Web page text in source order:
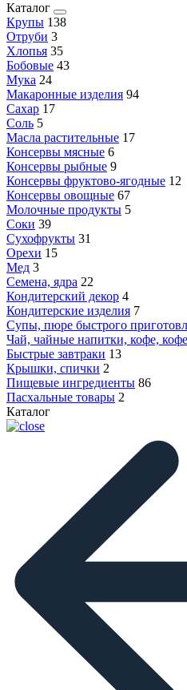
Каталог
Крупы 138
Отруби 3
Хлопья 35
Бобовые 43
Мука 24
Макаронные изделия 94
Сахар 17
Соль 5
Масла растительные 17
Консервы мясные 6
Консервы рыбные 9
Консервы фруктово-ягодные 12
Консервы овощные 67
Молочные продукты 5
Соки 39
Сухофрукты 31
Орехи 15
Мед 3
Семена, ядра 22
Кондитерский декор 4
Кондитерские изделия 7
Супы, пюре быстрого
Чай, чайные напитки, кофе,
Быстрые завтраки 13
Крышки, спички 2
Пищевые ингредиенты 86
Пасхальные товары 2
Каталог